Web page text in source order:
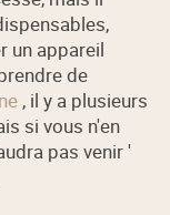
un appareil
de
, il y a plusieurs
si vous n'en
pas venir '